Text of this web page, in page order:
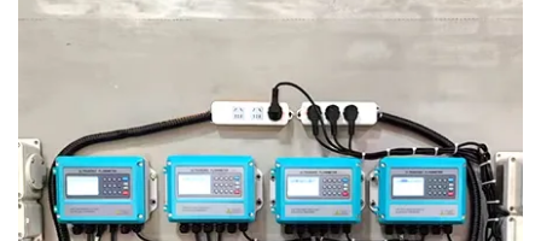
stromingsmeter is buiten de pijpleiding geïnstalleerd en